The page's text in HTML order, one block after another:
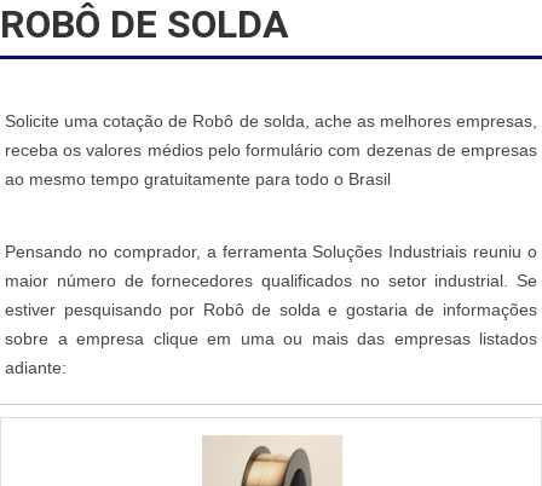
ROBÔ DE SOLDA
Solicite uma cotação de Robô de solda, ache as melhores empresas,
receba os valores médios pelo formulário com dezenas de empresas
ao mesmo tempo gratuitamente para todo o Brasil
Pensando no comprador, a ferramenta Soluções Industriais reuniu o
maior número de fornecedores qualificados no setor industrial. Se
estiver pesquisando por Robô de solda e gostaria de informações
sobre a empresa clique em uma ou mais das empresas listados
adiante: